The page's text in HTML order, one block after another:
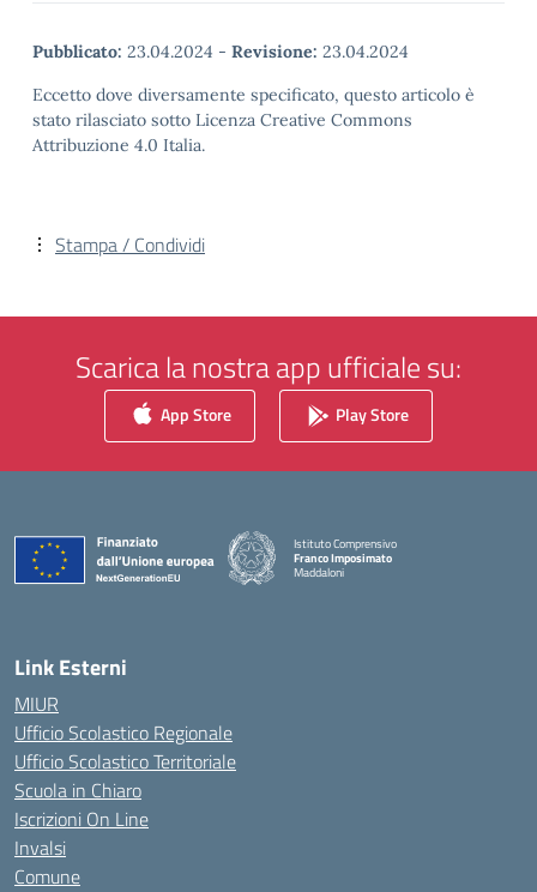
Pubblicato: 23.04.2024 - Revisione: 23.04.2024
Eccetto dove diversamente specificato, questo articolo è
stato rilasciato sotto Licenza Creative Commons
Attribuzione 4.0 Italia.
Stampa / Condividi
Scarica la nostra app ufficiale su:
App Store Play Store
Istituto Comprensivo
Franco Imposimato
Maddaloni
Link Esterni
MIUR
Ufficio Scolastico Regionale
Ufficio Scolastico Territoriale
Scuola in Chiaro
Iscrizioni On Line
Invalsi
Comune